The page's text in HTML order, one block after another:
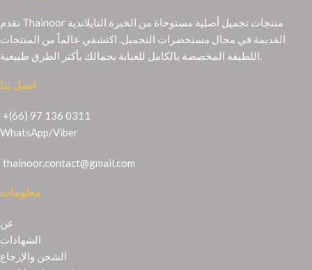
تقدم Thainoor منتجات تجميل أصلية مستوحاة من الخبرة التايلاندية
القديمة في مجال مستحضرات التجميل. اكتشفي عالماً من المنتجات
اللطيفة المخصصة بالكامل للعناية بجمالك بأكثر الطرق طبيعية.
اتصل بنا
+(66) 97 136 0311
WhatsApp/Viber
thainoor.contact@gmail.com
معلومات
عن
الشهادات
الشحن والإرجاع